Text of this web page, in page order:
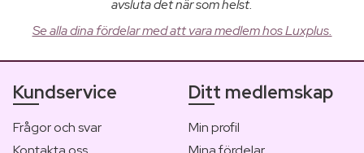
avsluta det när som helst.
Se alla dina fördelar med att vara medlem hos Luxplus.
Kundservice
Frågor och svar
Ditt medlemskap
Min profil